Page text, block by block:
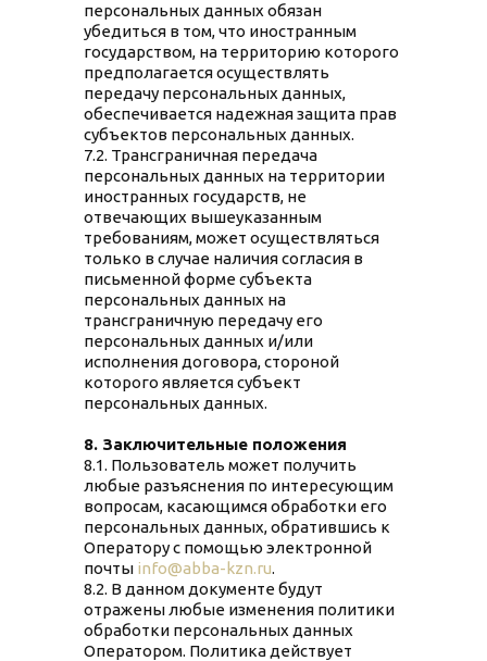
персональных данных обязан
убедиться в том, что иностранным
государством, на территорию которого
предполагается осуществлять
передачу персональных данных,
обеспечивается надежная защита прав
субъектов персональных данных.
7.2. Трансграничная передача
персональных данных на территории
иностранных государств, не
отвечающих вышеуказанным
требованиям, может осуществляться
только в случае наличия согласия в
письменной форме субъекта
персональных данных на
трансграничную передачу его
персональных данных и/или
исполнения договора, стороной
которого является субъект
персональных данных.
8. Заключительные положения
8.1. Пользователь может получить
любые разъяснения по интересующим
вопросам, касающимся обработки его
персональных данных, обратившись к
Оператору с помощью электронной
почты info@abba-kzn.ru.
8.2. В данном документе будут
отражены любые изменения политики
обработки персональных данных
Оператором. Политика действует